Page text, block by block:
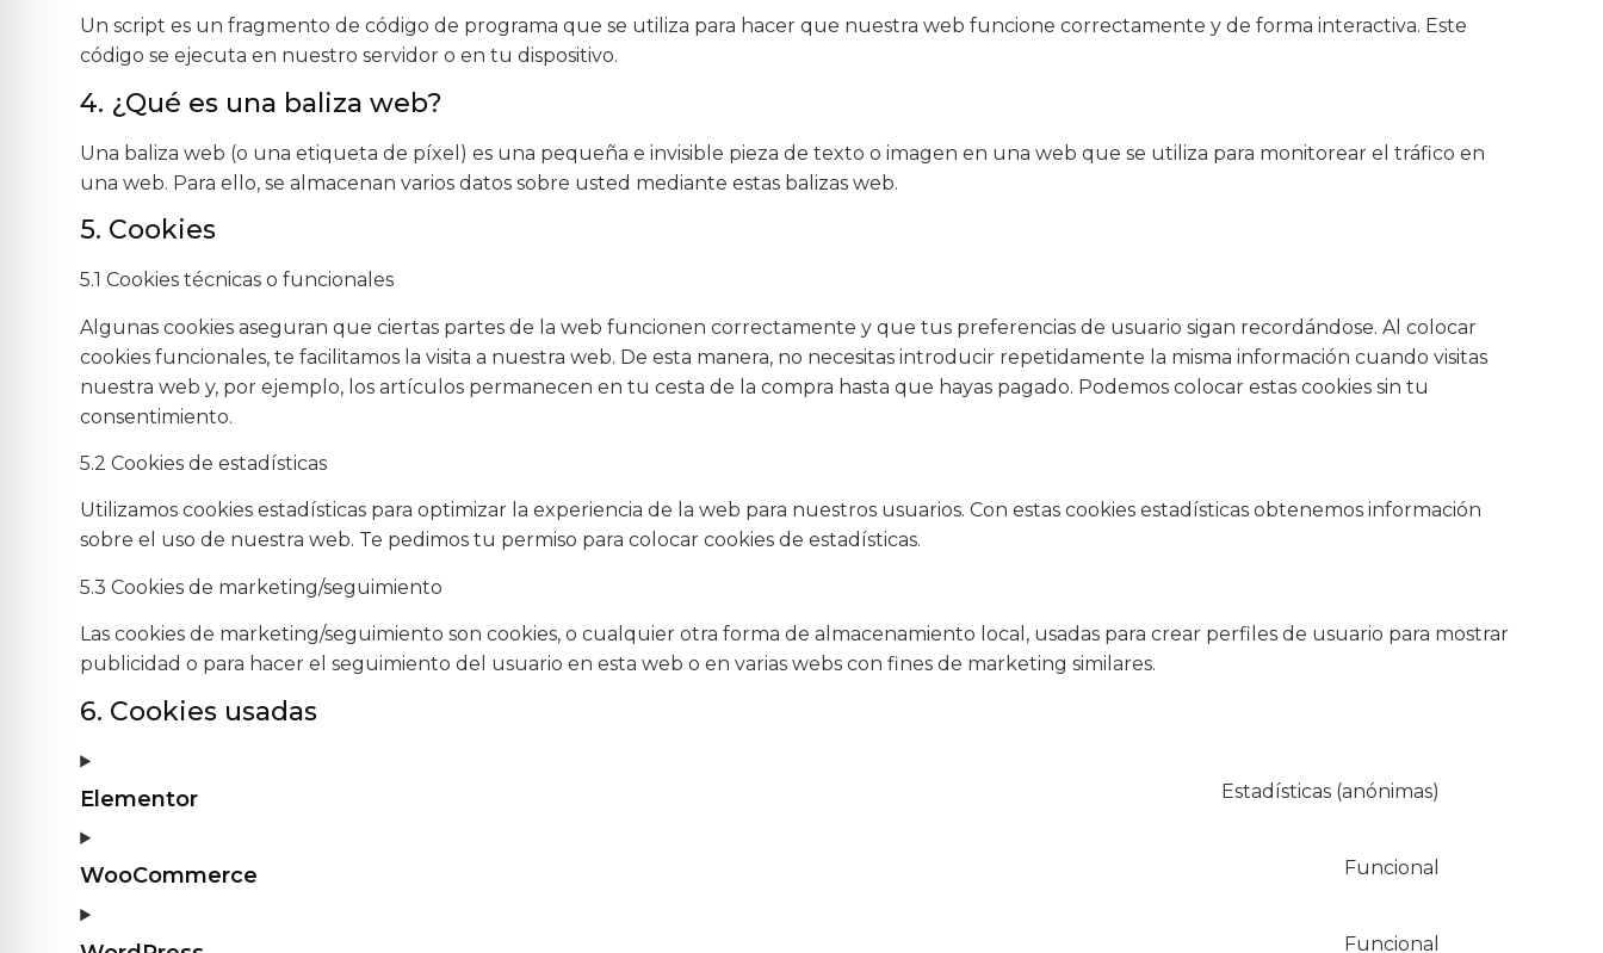
Un script es un fragmento de código de programa que se utiliza para hacer que nuestra web funcione correctamente y de forma interactiva. Este
código se ejecuta en nuestro servidor o en tu dispositivo.
4. ¿Qué es una baliza web?
Una baliza web (o una etiqueta de píxel) es una pequeña e invisible pieza de texto o imagen en una web que se utiliza para monitorear el tráfico en
una web. Para ello, se almacenan varios datos sobre usted mediante estas balizas web.
5. Cookies
5.1 Cookies técnicas o funcionales
Algunas cookies aseguran que ciertas partes de la web funcionen correctamente y que tus preferencias de usuario sigan recordándose. Al colocar
cookies funcionales, te facilitamos la visita a nuestra web. De esta manera, no necesitas introducir repetidamente la misma información cuando visitas
nuestra web y, por ejemplo, los artículos permanecen en tu cesta de la compra hasta que hayas pagado. Podemos colocar estas cookies sin tu
consentimiento.
5.2 Cookies de estadísticas
Utilizamos cookies estadísticas para optimizar la experiencia de la web para nuestros usuarios. Con estas cookies estadísticas obtenemos información
sobre el uso de nuestra web. Te pedimos tu permiso para colocar cookies de estadísticas.
5.3 Cookies de marketing/seguimiento
Las cookies de marketing/seguimiento son cookies, o cualquier otra forma de almacenamiento local, usadas para crear perfiles de usuario para mostrar
publicidad o para hacer el seguimiento del usuario en esta web o en varias webs con fines de marketing similares.
6. Cookies usadas
Elementor Estadísticas (anónimas)
WooCommerce Funcional
Funcional